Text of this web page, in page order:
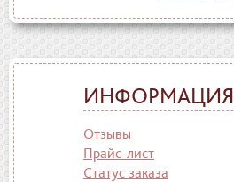
ИНФОРМАЦИЯ
Отзывы
Прайс-лист
Статус заказа